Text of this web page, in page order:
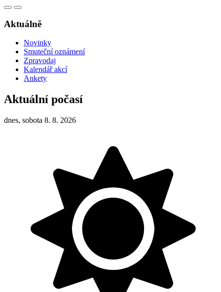
Aktuálně
Novinky
Smuteční oznámení
Zpravodaj
Kalendář akcí
Ankety
Aktuální počasí
dnes, sobota 8. 8. 2026